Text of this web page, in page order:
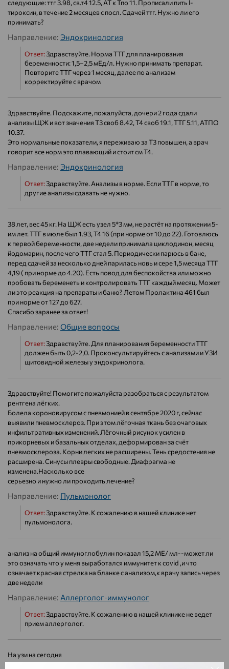
следующие: ттг 3.98, св.т4 12.5, АТ к Тпо 11. Прописали пить l-
тироксин, в течение 2 месяцев с посл. Сдачей ттг. Нужно ли его
принимать?
Направление: Эндокринология
Ответ:Здравствуйте. Норма ТТГ для планирования
беременности: 1,5–2,5 мЕд/л. Нужно принимать препарат.
Повторите ТТГ через 1 месяц, далее по анализам
корректируйте с врачом
Здравствуйте. Подскажите, пожалуйста, дочери 2 года сдали
анализы ЩЖ и вот значения Т3 своб 8.42, Т4 своб 19.1, ТТГ 5.11, АТПО
10.37.
Это нормальные показатели, я переживаю за Т3 повышен, а врач
говорит все норм это плавающий и стоит см Т4.
Направление: Эндокринология
Ответ:Здравствуйте. Анализы в норме. Если ТТГ в норме, то
другие анализы сдавать не нужно.
38 лет, вес 45 кг. На ЩЖ есть узел 5*3 мм, не растёт на протяжении 5-
им лет. ТТГ в июле был 1.93, Т4 16 (при норме от 10 до 22). Готовлюсь
к первой беременности, две недели принимала циклодинон, месяц
йодомарин, после чего ТТГ стал 5. Периодически парюсь в бане,
перед сдачей за несколько дней парилась новь и сере 1,5 месяца ТТГ
4,19 ( при норме до 4.20). Есть повод для беспокойства или можно
пробовать беременеть и контролировать ТТГ каждый месяц. Может
ли это реакция на препараты и баню? Летом Пролактина 461 был
при норме от 127 до 627.
Спасибо заранее за ответ!
Направление: Общие вопросы
Ответ:Здравствуйте. Для планирования беременности ТТГ
должен быть 0,2-2,0. Проконсультируйтесь с анализами и УЗИ
щитовидной железы у эндокринолога.
Здравствуйте! Помогите пожалуйста разобраться с результатом
рентгена лёгких.
Болела короновирусом с пневмонией в сентябре 2020 г, сейчас
выявили пневмосклероз. При этом лёгочная ткань без очаговых
инфильтративных изменений. Лёгочный рисунок усилен в
прикорневых и базальных отделах, деформирован за счёт
пневмосклероза. Корни легких не расширены. Тень средостения не
расширена. Синусы плевры свободные. Диафрагма не
изменена.Насколько все
серьезно и нужно ли проходить лечение?
Направление: Пульмонолог
Ответ:Здравствуйте. К сожалению в нашей клинике нет
пульмонолога.
анализ на общий иммуноглобулин показал 15,2 МЕ/ мл--может ли
это означать что у меня выработался иммунитет к covid ,и что
означает красная стрелка на бланке с анализом,к врачу запись через
две недели
Направление: Аллерголог-иммунолог
Ответ:Здравствуйте. К сожалению в нашей клинике не ведет
прием аллерголог.
На узи на сегодня
Узи поджелудочной и желчного пузыря